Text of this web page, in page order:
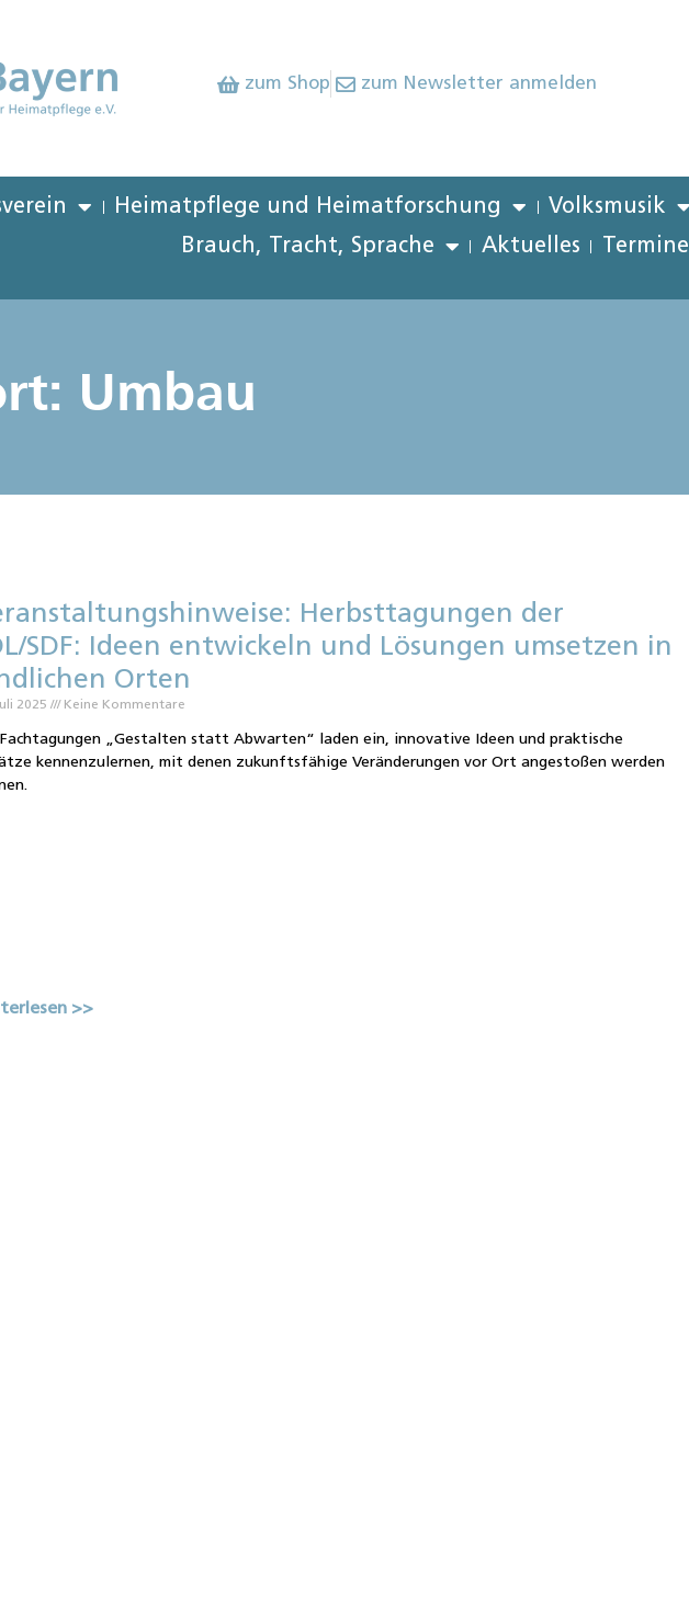
zum Shop zum Newsletter anmelden
Heimatpflege und Heimatforschung Volksmusik
Brauch, Tracht, Sprache
Aktuelles Termine
Umbau
Herbsttagungen der
SDF: Ideen entwickeln und Lösungen umsetzen in
Orten
2025 Keine Kommentare
„Gestalten statt Abwarten“ laden ein, innovative Ideen und praktische
kennenzulernen, mit denen zukunftsfähige Veränderungen vor Ort angestoßen werden
>>